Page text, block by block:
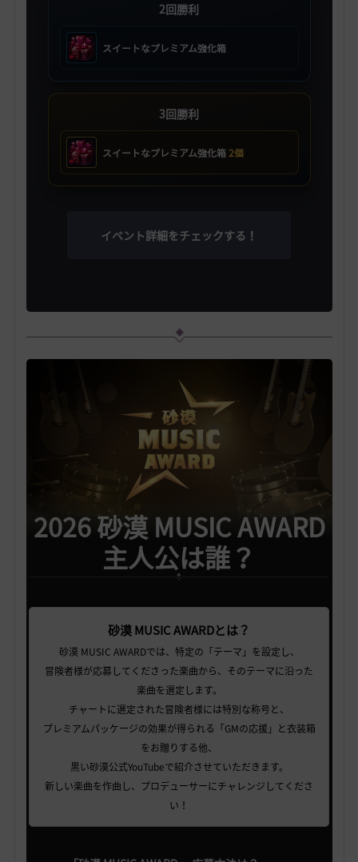
2回勝利
スイートなプレミアム強化箱
3回勝利
スイートなプレミアム強化箱2個
イベント詳細をチェックする！
2026 砂漠 MUSIC AWARD
主人公は誰？
砂漠 MUSIC AWARDとは？
砂漠 MUSIC AWARDでは、特定の「テーマ」を設定し、
冒険者様が応募してくださった楽曲から、そのテーマに沿った
楽曲を選定します。
チャートに選定された冒険者様には特別な称号と、
プレミアムパッケージの効果が得られる「GMの応援」と衣装箱
をお贈りする他、
黒い砂漠公式YouTubeで紹介させていただきます。
新しい楽曲を作曲し、プロデューサーにチャレンジしてくださ
い！